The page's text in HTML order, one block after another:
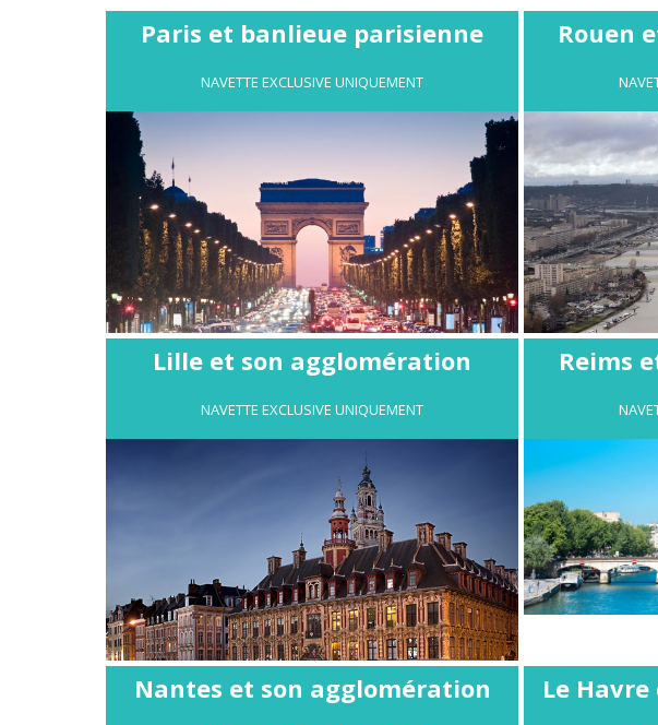
Paris et banlieue parisienne
NAVETTE EXCLUSIVE UNIQUEMENT
Rouen
Lille et son agglomération
NAVETTE EXCLUSIVE UNIQUEMENT
Reims
Nantes et son agglomération Le